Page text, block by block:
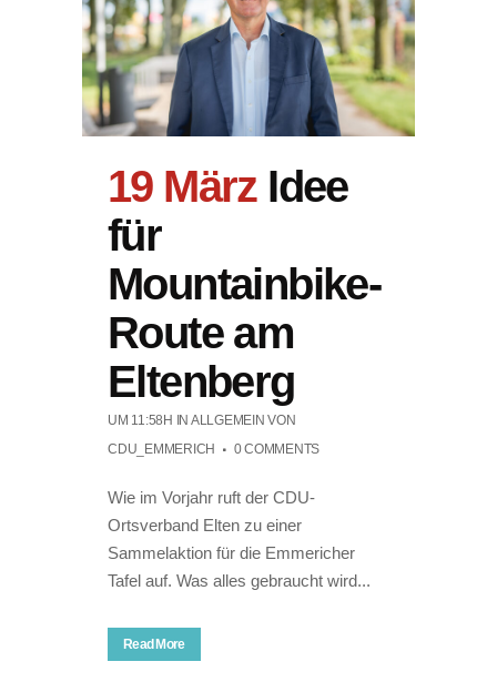
19 März Idee
für
Mountainbike-
Route am
Eltenberg
UM 11:58H IN ALLGEMEINVON
CDU_EMMERICH
0 COMMENTS
Wie im Vorjahr ruft der CDU-
Ortsverband Elten zu einer
Sammelaktion für die Emmericher
Tafel auf. Was alles gebraucht wird...
Read More